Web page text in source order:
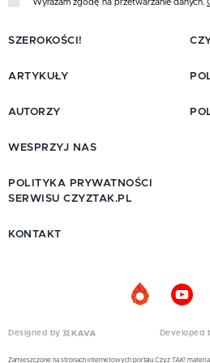
Wyrażam zgodę na przetwarzanie danych.
SZEROKOŚCI!
ARTYKUŁY
AUTORZY
WESPRZYJ NAS
POLITYKA PRYWATNOŚCI
SERWISU CZYZTAK.PL
KONTAKT
Designed by Developed
Zamieszczone na stronach internetowych portalu Czyż TAK!